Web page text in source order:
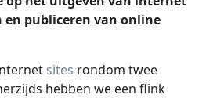
en publiceren van online
sites rondom twee
hebben we een flink